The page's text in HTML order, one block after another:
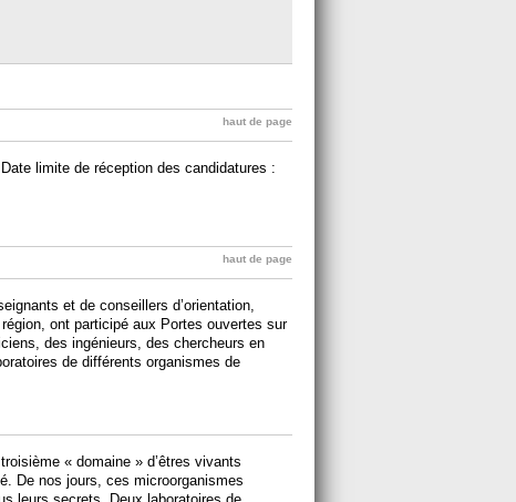
haut de page
limite de réception des candidatures :
haut de page
et de conseillers d’orientation,
ont participé aux Portes ouvertes sur
des ingénieurs, des chercheurs en
de différents organismes de
« domaine » d’êtres vivants
De nos jours, ces microorganismes